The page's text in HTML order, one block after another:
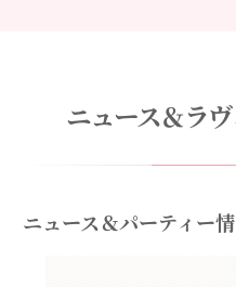
ニュース＆ラ
ニュース＆パーティー